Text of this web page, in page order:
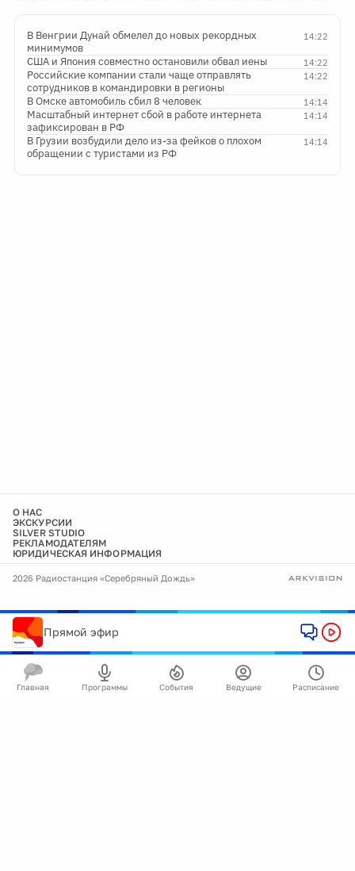
14:22
В Венгрии Дунай обмелел до новых рекордных
минимумов
14:22
США и Япония совместно остановили обвал иены
14:22
Российские компании стали чаще отправлять
сотрудников в командировки в регионы
14:14
В Омске автомобиль сбил 8 человек
14:14
Масштабный интернет сбой в работе интернета
зафиксирован в РФ
14:14
В Грузии возбудили дело из-за фейков о плохом
обращении с туристами из РФ
О НАС
ЭКСКУРСИИ
SILVER STUDIO
РЕКЛАМОДАТЕЛЯМ
ЮРИДИЧЕСКАЯ ИНФОРМАЦИЯ
2026 Радиостанция «Серебряный Дождь»
Прямой эфир
Главная Программы События Ведущие Расписание